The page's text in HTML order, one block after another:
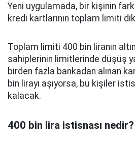
Yeni uygulamada, bir kişinin
kredi kartlarının toplam limiti
Toplam limiti 400 bin liranın
sahiplerinin limitlerinde düşüş
birden fazla bankadan alınan
bin lirayı aşıyorsa, bu kişiler
kalacak.
400 bin lira istisnası nedir?